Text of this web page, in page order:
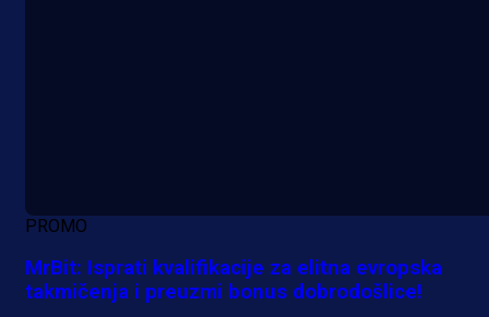
PROMO
MrBit: Isprati kvalifikacije za elitna evropska
takmičenja i preuzmi bonus dobrodošlice!